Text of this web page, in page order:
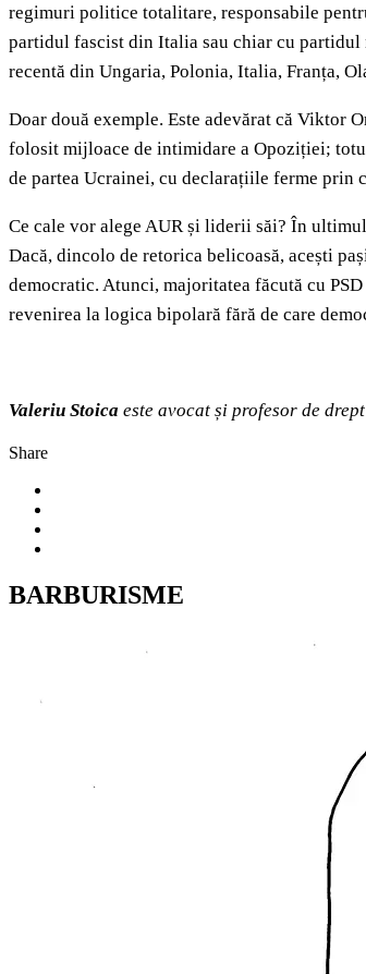
regimuri politice totalitare, responsabile
partidul fascist din Italia sau chiar cu partidul
recentă din Ungaria, Polonia, Italia, Franța,
Doar două exemple. Este adevărat că Viktor
folosit mijloace de intimidare a Opoziției;
de partea Ucrainei, cu declarațiile ferme prin
Ce cale vor alege AUR și liderii săi? În
Dacă, dincolo de retorica belicoasă, acești
democratic. Atunci, majoritatea făcută cu
revenirea la logica bipolară fără de care
Valeriu Stoica este avocat și profesor de
Share
BARBURISME